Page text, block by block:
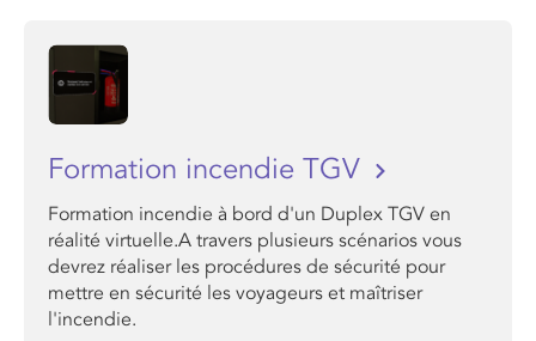
Formation incendie TGV
Formation incendie à bord d'un Duplex TGV en
réalité virtuelle.A travers plusieurs scénarios vous
devrez réaliser les procédures de sécurité pour
mettre en sécurité les voyageurs et maîtriser
l'incendie.